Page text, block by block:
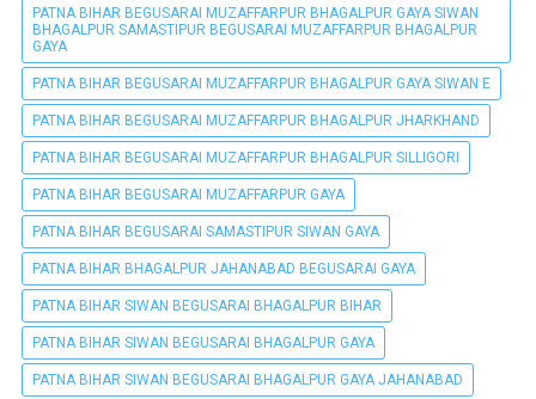
PATNA BIHAR BEGUSARAI MUZAFFARPUR BHAGALPUR GAYA SIWAN
BHAGALPUR SAMASTIPUR BEGUSARAI MUZAFFARPUR BHAGALPUR
GAYA
PATNA BIHAR BEGUSARAI MUZAFFARPUR BHAGALPUR GAYA SIWAN E
PATNA BIHAR BEGUSARAI MUZAFFARPUR BHAGALPUR JHARKHAND
PATNA BIHAR BEGUSARAI MUZAFFARPUR BHAGALPUR SILLIGORI
PATNA BIHAR BEGUSARAI MUZAFFARPUR GAYA
PATNA BIHAR BEGUSARAI SAMASTIPUR SIWAN GAYA
PATNA BIHAR BHAGALPUR JAHANABAD BEGUSARAI GAYA
PATNA BIHAR SIWAN BEGUSARAI BHAGALPUR BIHAR
PATNA BIHAR SIWAN BEGUSARAI BHAGALPUR GAYA
PATNA BIHAR SIWAN BEGUSARAI BHAGALPUR GAYA JAHANABAD